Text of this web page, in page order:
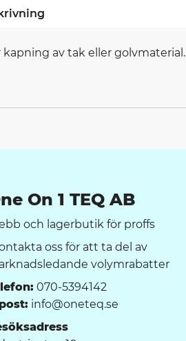
kapning av tak eller golvmaterial.
On 1 TEQ AB
och lagerbutik för proffs
oss för att ta del av
volymrabatter
070-5394142
info@oneteq.se